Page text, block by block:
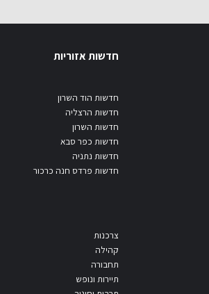
חדשות אזוריות
חדשות הוד השרון
חדשות הרצליה
חדשות השרון
חדשות כפר סבא
חדשות נתניה
חדשות פרדס חנה כרכור
צרכנות
קהילה
תחבורה
תיירות ונופש